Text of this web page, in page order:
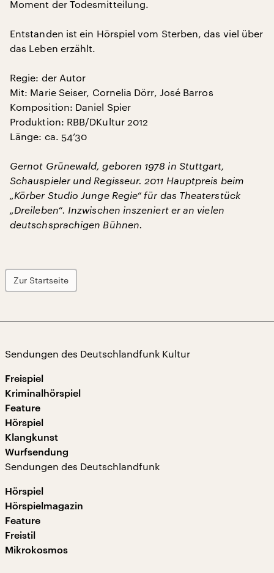
Moment der Todesmitteilung.
Entstanden ist ein Hörspiel vom Sterben, das viel über
das Leben erzählt.
Regie: der Autor
Mit: Marie Seiser, Cornelia Dörr, José Barros
Komposition: Daniel Spier
Produktion: RBB/DKultur 2012
Länge: ca. 54’30
Gernot Grünewald, geboren 1978 in Stuttgart,
Schauspieler und Regisseur. 2011 Hauptpreis beim
„Körber Studio Junge Regie“ für das Theaterstück
„Dreileben“. Inzwischen inszeniert er an vielen
deutschsprachigen Bühnen.
Zur Startseite
Sendungen des Deutschlandfunk Kultur
Freispiel
Kriminalhörspiel
Feature
Hörspiel
Klangkunst
Wurfsendung
Sendungen des Deutschlandfunk
Hörspiel
Hörspielmagazin
Feature
Freistil
Mikrokosmos